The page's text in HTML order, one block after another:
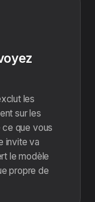
les
sur les
que vous
invite va
le modèle
propre de